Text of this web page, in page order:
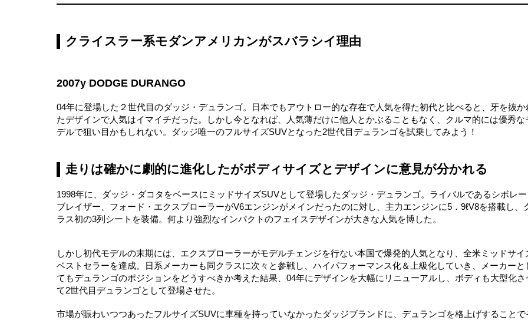
クライスラー系モダンアメリカンがスバラシイ理由
2007y DODGE DURANGO
04年に登場した２世代目のダッジ・デュランゴ。日本でもアウトロー的な存在で人気を得た初代と比べると、牙を抜か
たデザインで人気はイマイチだった。しかし今となれば、人気薄だけに他人とかぶることもなく、クルマ的には優秀な
デルで狙い目かもしれない。ダッジ唯一のフルサイズSUVとなった2世代目デュランゴを試乗してみよう！
走りは確かに劇的に進化したがボディサイズとデザインに意見が分かれる
1998年に、ダッジ・ダコタをベースにミッドサイズSUVとして登場したダッジ・デュランゴ。ライバルであるシボレ
ブレイザー、フォード・エクスプローラーがV6エンジンがメインだったのに対し、主力エンジンに5．9ℓV8を搭載し、
ラス初の3列シートを装備。何より強烈なインパクトのフェイスデザインが大きな人気を博した。
しかし初代モデルの末期には、エクスプローラーがモデルチェンジを行ない本国で爆発的人気となり、全米ミッドサイ
ベストセラーを達成。日系メーカーも同クラスに次々と参戦し、ハイパフォーマンス化＆上級化していき、メーカーと
てもデュランゴのポジションをどうすべきか考えた結果、04年にデザインを大幅にリニューアルし、ボディも大型化さ
て2世代目デュランゴとして登場させた。
市場が賑わいつつあったフルサイズSUVに車種を持っていなかったダッジブランドに、デュランゴを格上げすることで